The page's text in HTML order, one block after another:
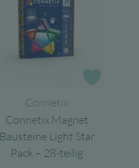
Connetix
Connetix Magnet
Bausteine Light Star
Pack – 28-teilig